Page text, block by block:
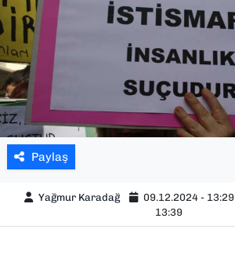
Paylaş
Yağmur Karadağ 09.12.2024 - 13:29
13:39
YAŞAM
YEREL YÖNETİMLER